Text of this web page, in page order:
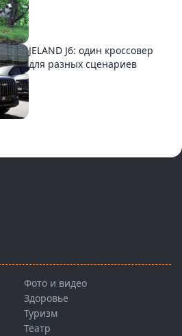
JELAND J6: один кроссовер
для разных сценариев
Фото и видео
Здоровье
Туризм
Театр